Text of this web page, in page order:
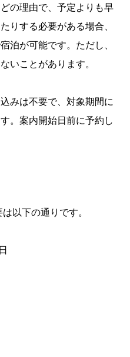
の理由で、予定よりも早
りする必要がある場合、
泊が可能です。ただし、
いことがあります。
みは不要で、対象期間に
。案内開始日前に予約し
以下の通りです。